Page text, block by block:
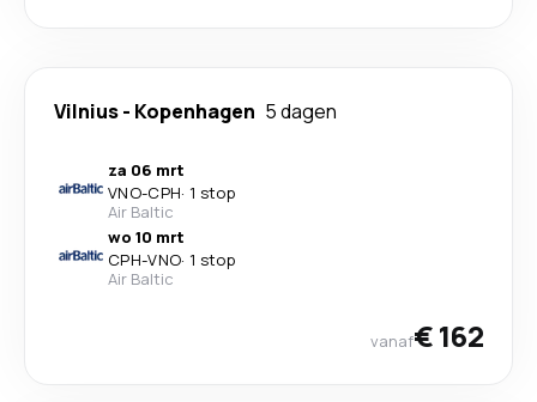
Vilnius- Kopenhagen 5 dagen
za 06 mrt
VNO-CPH· 1 stop
Air Baltic
wo 10 mrt
CPH-VNO· 1 stop
Air Baltic
vanaf€ 162